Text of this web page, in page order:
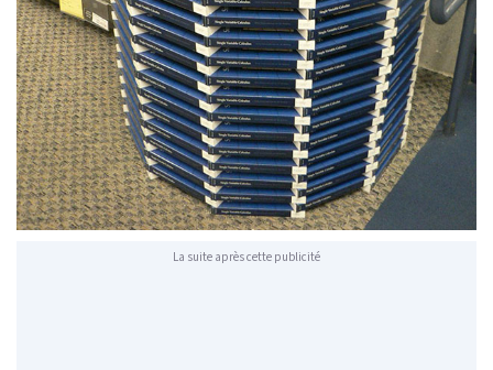
La suite après cette publicité